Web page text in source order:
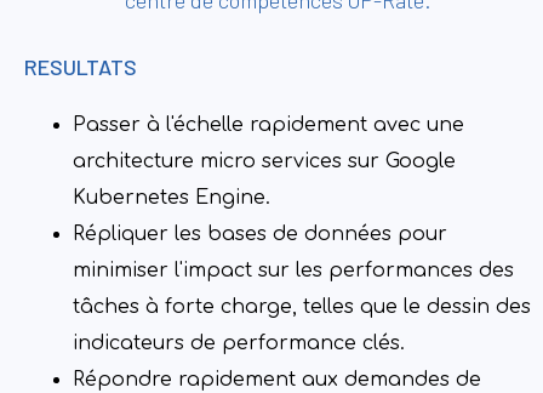
RESULTATS
Passer à l'échelle rapidement avec une
architecture micro services sur Google
Kubernetes Engine.
Répliquer les bases de données pour
minimiser l'impact sur les performances des
tâches à forte charge, telles que le dessin des
indicateurs de performance clés.
Répondre rapidement aux demandes de